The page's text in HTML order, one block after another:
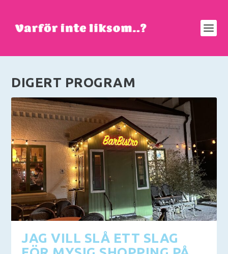
DIGERT PROGRAM
JAG VILL SLÅ ETT SLAG